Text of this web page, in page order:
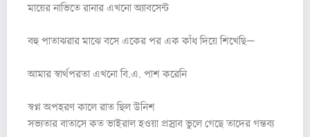
মায়ের নাভিতে রানার এখনো অ্যাবসেন্ট
বহু পাতাঝরার মাঝে বসে একের পর এক কাঁধ দিয়ে শিখেছি—
আমার স্বার্থপরতা এখনো বি.এ. পাশ করেনি
স্বপ্ন অপহরণ কালে রাত ছিল উনিশ
সভ্যতার বাতাসে কত ভাইরাল হওয়া প্রস্রাব ভুলে গেছে তাদের গন্তব্য